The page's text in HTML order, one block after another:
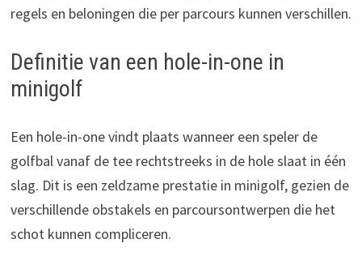
regels en beloningen die per parcours kunnen verschillen.
Definitie van een hole-in-one in
minigolf
Een hole-in-one vindt plaats wanneer een speler de
golfbal vanaf de tee rechtstreeks in de hole slaat in één
slag. Dit is een zeldzame prestatie in minigolf, gezien de
verschillende obstakels en parcoursontwerpen die het
schot kunnen compliceren.